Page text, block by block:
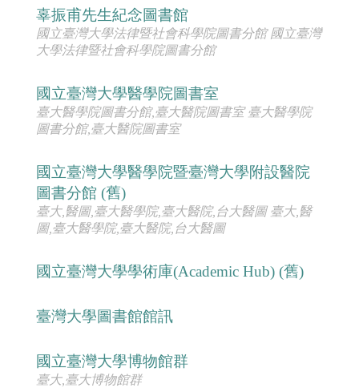
辜振甫先生紀念圖書館
國立臺灣大學法律暨社會科學院圖書分館 國立臺灣
大學法律暨社會科學院圖書分館
國立臺灣大學醫學院圖書室
臺大醫學院圖書分館,臺大醫院圖書室 臺大醫學院
圖書分館,臺大醫院圖書室
國立臺灣大學醫學院暨臺灣大學附設醫院
圖書分館 (舊)
臺大,醫圖,臺大醫學院,臺大醫院,台大醫圖 臺大,醫
圖,臺大醫學院,臺大醫院,台大醫圖
國立臺灣大學學術庫(Academic Hub) (舊)
臺灣大學圖書館館訊
國立臺灣大學博物館群
臺大,臺大博物館群